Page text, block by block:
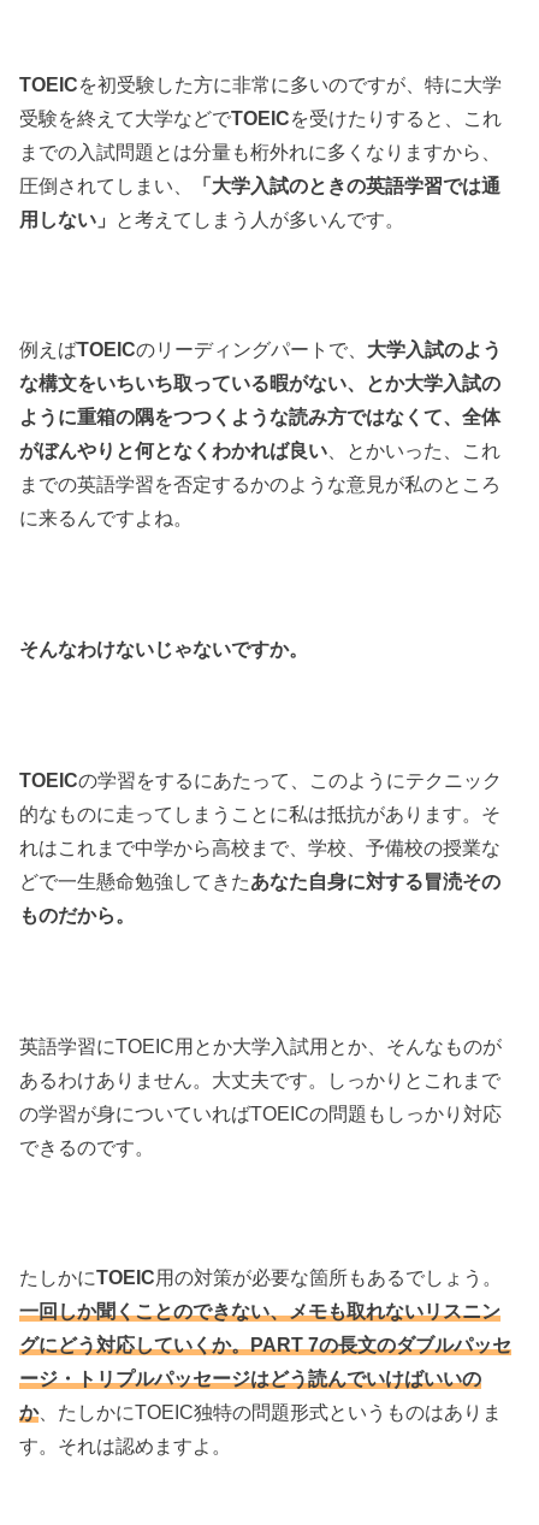
TOEICを初受験した方に非常に多いのですが、特に大学
受験を終えて大学などでTOEICを受けたりすると、これ
までの入試問題とは分量も桁外れに多くなりますから、
圧倒されてしまい、
「大学入試のときの英語学習では通
用しない」 と考えてしまう人が多いんです。
例えばTOEICのリーディングパートで、 大学入試のよう
な構文をいちいち取っている暇がない、とか大学入試の
ように重箱の隅をつつくような読み方ではなくて、全体
がぼんやりと何となくわかれば良い 、とかいった、これ
までの英語学習を否定するかのような意見が私のところ
に来るんですよね。
そんなわけないじゃないですか。
TOEICの学習をするにあたって、このようにテクニック
的なものに走ってしまうことに私は抵抗があります。そ
れはこれまで中学から高校まで、学校、予備校の授業な
どで一生懸命勉強してきたあなた自身に対する冒涜その
ものだから。
英語学習にTOEIC用とか大学入試用とか、そんなものが
あるわけありません。大丈夫です。しっかりとこれまで
の学習が身についていればTOEICの問題もしっかり対応
できるのです。
たしかにTOEIC用の対策が必要な箇所もあるでしょう。
一回しか聞くことのできない、メモも取れないリスニン
グにどう対応していくか。PART 7の長文のダブルパッセ
ージ・トリプルパッセージはどう読んでいけばいいの
か、たしかにTOEIC独特の問題形式というものはありま
す。それは認めますよ。